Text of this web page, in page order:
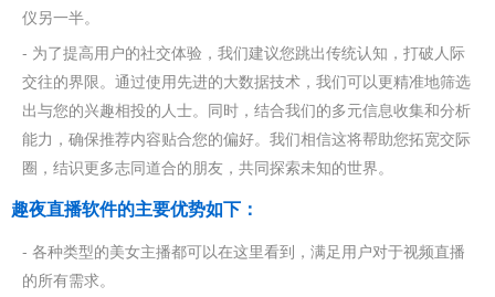
仪另一半。
- 为了提高用户的社交体验，我们建议您跳出传统认知，打破人际
交往的界限。通过使用先进的大数据技术，我们可以更精准地筛选
出与您的兴趣相投的人士。同时，结合我们的多元信息收集和分析
能力，确保推荐内容贴合您的偏好。我们相信这将帮助您拓宽交际
圈，结识更多志同道合的朋友，共同探索未知的世界。
趣夜直播软件的主要优势如下：
- 各种类型的美女主播都可以在这里看到，满足用户对于视频直播
的所有需求。